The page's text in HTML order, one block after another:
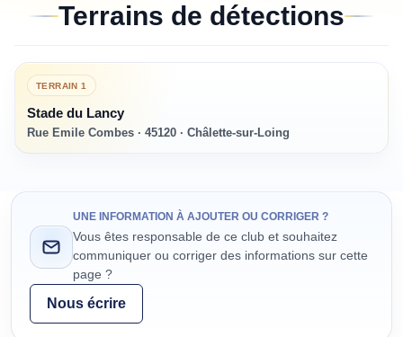
Terrains de détections
TERRAIN1
Stade du Lancy
Rue Emile Combes · 45120 · Châlette-sur-Loing
UNE INFORMATION À AJOUTER OU CORRIGER ?
Vous êtes responsable de ce club et souhaitez
communiquer ou corriger des informations sur cette
page ?
Nous écrire